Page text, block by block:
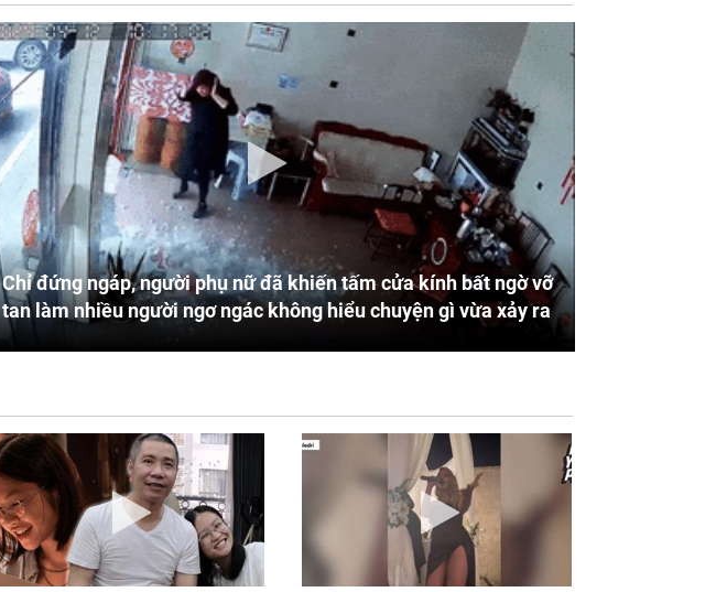
Chỉ đứng ngáp, người phụ nữ đã khiến tấm cửa kính bất ngờ vỡ
tan làm nhiều người ngơ ngác không hiểu chuyện gì vừa xảy ra